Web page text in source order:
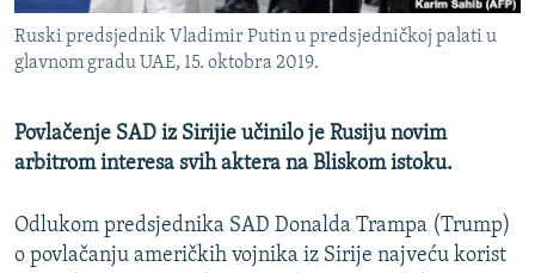
VIŠE OD NASLOVA
GENOCID U SREBRENICI
TV LIBERTY
MOJA EVROPA
TRI DECENIJE OD RATA U BIH
PRATITE NAS
Sve RFE/RL stranice
Ruski predsjednik Vladimir Putin u predsjedničkoj palati u
glavnom gradu UAE, 15. oktobra 2019.
Povlačenje SAD iz Sirijie učinilo je Rusiju novim
arbitrom interesa svih aktera na Bliskom istoku.
Odlukom predsjednika SAD Donalda Trampa (Trump)
o povlačanju američkih vojnika iz Sirije najveću korist